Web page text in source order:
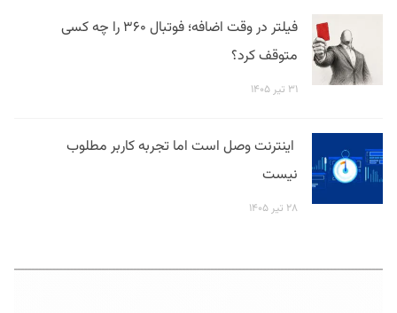
فیلتر در وقت اضافه؛ فوتبال ۳۶۰ را چه کسی
متوقف کرد؟
۳۱ تیر ۱۴۰۵
اینترنت وصل است اما تجربه کاربر مطلوب
نیست
۲۸ تیر ۱۴۰۵